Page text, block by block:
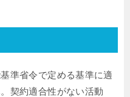
準省令で定める基準に適
契約適合性がない活動